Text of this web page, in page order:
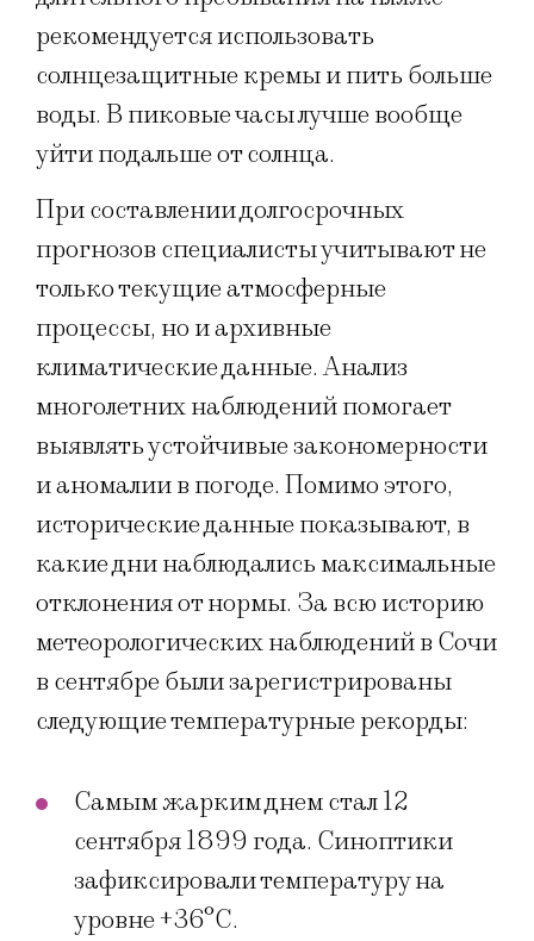
рекомендуется использовать
солнцезащитные кремы и пить больше
воды. В пиковые часы лучше вообще
уйти подальше от солнца.
При составлении долгосрочных
прогнозов специалисты учитывают не
только текущие атмосферные
процессы, но и архивные
климатические данные. Анализ
многолетних наблюдений помогает
выявлять устойчивые закономерности
и аномалии в погоде. Помимо этого,
исторические данные показывают, в
какие дни наблюдались максимальные
отклонения от нормы. За всю историю
метеорологических наблюдений в Сочи
в сентябре были зарегистрированы
следующие температурные рекорды:
Самым жарким днем стал 12
сентября 1899 года. Синоптики
зафиксировали температуру на
уровне +36°C.